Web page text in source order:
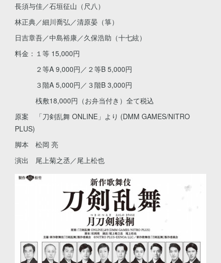
長須与佳／石垣征山（尺八）
林正典／細川喬弘／清原晏（箏）
日吉章吾／中島裕康／久保浩助（十七絃）
料金：１等 15,000円
２等A 9,000円／２等B 5,000円
３階A 5,000円／３階B 3,000円
桟敷18,000円（お弁当付き）全て税込
原案 「刀剣乱舞 ONLINE」より (DMM GAMES/NITRO
PLUS)
脚本 松岡 亮
演出 尾上菊之丞／尾上松也